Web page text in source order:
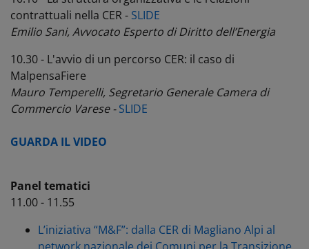
contrattuali nella CER - SLIDE
Emilio Sani, Avvocato Esperto di Diritto dell’Energia
10.30 - L'avvio di un percorso CER: il caso di
MalpensaFiere
Mauro Temperelli, Segretario Generale Camera di
Commercio Varese - SLIDE
GUARDA IL VIDEO
Panel tematici
11.00 - 11.55
L’iniziativa “M&F”: dalla CER di Magliano Alpi al
network nazionale dei Comuni per la Transizione